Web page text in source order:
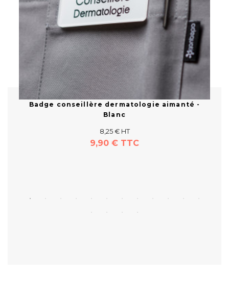
Badge conseillère dermatologie aimanté -
Blanc
8,25 € HT
9,90 € TTC